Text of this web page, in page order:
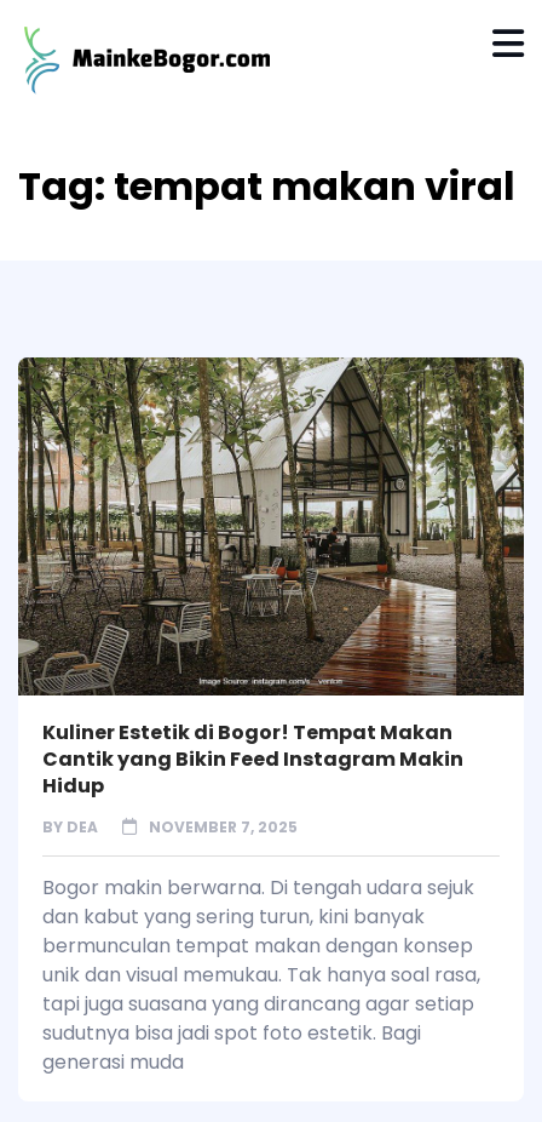
Tag: tempat makan viral
Kuliner Estetik di Bogor! Tempat Makan
Cantik yang Bikin Feed Instagram Makin
Hidup
BY DEA NOVEMBER 7, 2025
Bogor makin berwarna. Di tengah udara sejuk
dan kabut yang sering turun, kini banyak
bermunculan tempat makan dengan konsep
unik dan visual memukau. Tak hanya soal rasa,
tapi juga suasana yang dirancang agar setiap
sudutnya bisa jadi spot foto estetik. Bagi
generasi muda